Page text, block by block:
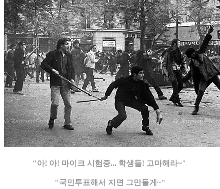
"아! 아! 마이크 시험중... 학생들! 고마해라~"
"국민투표해서 지면 그만둘게~"